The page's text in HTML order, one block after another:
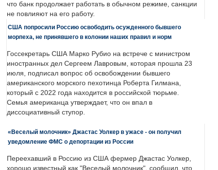
что банк продолжает работать в обычном режиме, санкции
не повлияют на его работу.
США попросили Россию освободить осужденного бывшего
морпеха, не принявшего в колонии наших правил и норм
Госсекретарь США Марко Рубио на встрече с министром
иностранных дел Сергеем Лавровым, которая прошла 23
июля, подписал вопрос об освобождении бывшего
американского морского пехотинца Роберта Гилмана,
который с 2022 года находится в российской тюрьме.
Семья американца утверждает, что он впал в
диссоциативный ступор.
«Веселый молочник» Джастас Уолкер в ужасе - он получил
уведомление ФМС о депортации из России
Переехавший в Россию из США фермер Джастас Уолкер,
хорошо известный как "Веселый молочник", сообщил, что